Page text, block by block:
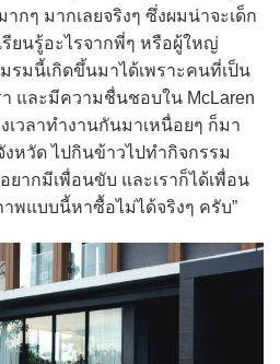
กๆ มากเลยจริงๆ ซึ่งผมน่าจะเด็ก
ยนรู้อะไรจากพี่ๆ หรือผู้ใหญ่
มนี้เกิดขึ้นมาได้เพราะคนที่เป็น
า และมีความชื่นชอบใน McLaren
เวลาทำงานกันมาเหนื่อยๆ ก็มา
หวัด ไปกินข้าวไปทำกิจกรรม
ยากมีเพื่อนขับ และเราก็ได้เพื่อน
พแบบนี้หาซื้อไม่ได้จริงๆ ครับ”